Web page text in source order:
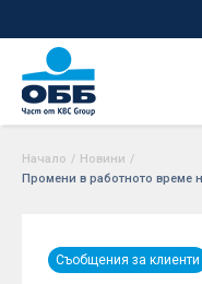
Начало / Новини /
Промени в работното време
Съобщения за клиенти